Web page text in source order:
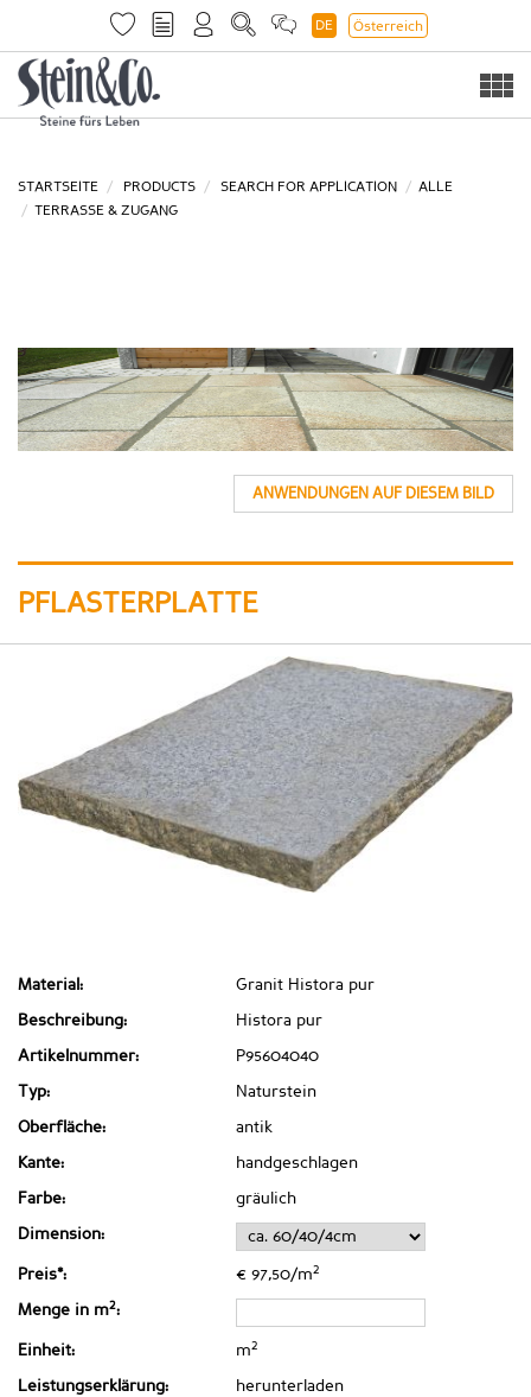
DE Österreich
STARTSEITE PRODUCTS SEARCH FOR APPLICATION
ALLE
TERRASSE & ZUGANG
ANWENDUNGEN AUF DIESEM BILD
PFLASTERPLATTE
Material: Granit Histora pur
Beschreibung: Histora pur
Artikelnummer: P95604040
Typ: Naturstein
Oberfläche: antik
Kante: handgeschlagen
Farbe: gräulich
Dimension:
Preis*: € 97,50/m2
Menge in m2:
Einheit: m2
Leistungserklärung: herunterladen